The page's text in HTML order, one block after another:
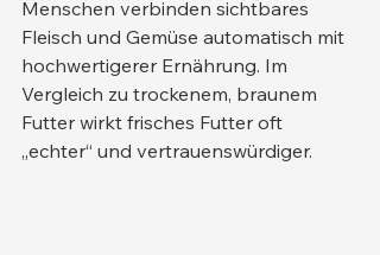
Menschen verbinden sichtbares
Fleisch und Gemüse automatisch mit
hochwertigerer Ernährung. Im
Vergleich zu trockenem, braunem
Futter wirkt frisches Futter oft
„echter“ und vertrauenswürdiger.